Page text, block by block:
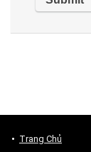
Trang Chủ